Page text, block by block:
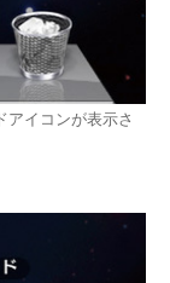
アイコンが表示さ